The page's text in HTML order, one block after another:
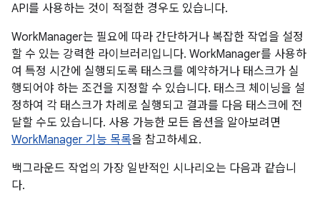
API를 사용하는 것이 적절한 경우도 있습니다.
WorkManager는 필요에 따라 간단하거나 복잡한 작업을 설정
할 수 있는 강력한 라이브러리입니다. WorkManager를 사용하
여 특정 시간에 실행되도록 태스크를 예약하거나 태스크가 실
행되어야 하는 조건을 지정할 수 있습니다. 태스크 체이닝을 설
정하여 각 태스크가 차례로 실행되고 결과를 다음 태스크에 전
달할 수도 있습니다. 사용 가능한 모든 옵션을 알아보려면
WorkManager 기능 목록을 참고하세요.
백그라운드 작업의 가장 일반적인 시나리오는 다음과 같습니
다.